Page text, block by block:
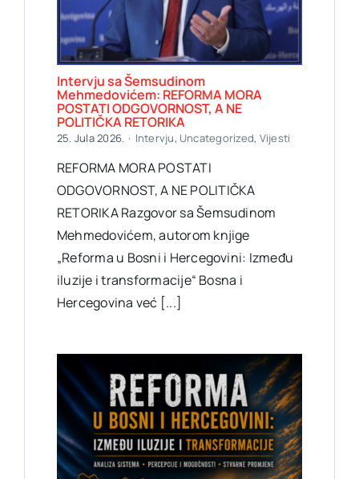
Intervju sa Šemsudinom
Mehmedovićem: REFORMA MORA
POSTATI ODGOVORNOST, A NE
POLITIČKA RETORIKA
25. Jula 2026. · Intervju, Uncategorized, Vijesti
REFORMA MORA POSTATI
ODGOVORNOST, A NE POLITIČKA
RETORIKA Razgovor sa Šemsudinom
Mehmedovićem, autorom knjige
„Reforma u Bosni i Hercegovini: Između
iluzije i transformacije“ Bosna i
Hercegovina već [...]